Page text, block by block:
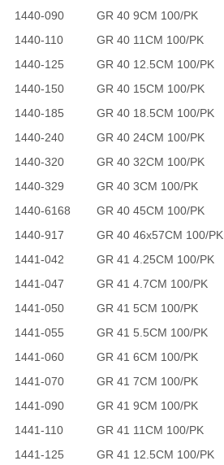
1440-090
GR 40 9CM 100/PK
1440-110
GR 40 11CM 100/PK
1440-125
GR 40 12.5CM 100/PK
1440-150
GR 40 15CM 100/PK
1440-185
GR 40 18.5CM 100/PK
1440-240
GR 40 24CM 100/PK
1440-320
GR 40 32CM 100/PK
1440-329
GR 40 3CM 100/PK
1440-6168
GR 40 45CM 100/PK
1440-917
GR 40 46x57CM 100/PK
1441-042
GR 41 4.25CM 100/PK
1441-047
GR 41 4.7CM 100/PK
1441-050
GR 41 5CM 100/PK
1441-055
GR 41 5.5CM 100/PK
1441-060
GR 41 6CM 100/PK
1441-070
GR 41 7CM 100/PK
1441-090
GR 41 9CM 100/PK
1441-110
GR 41 11CM 100/PK
1441-125
GR 41 12.5CM 100/PK